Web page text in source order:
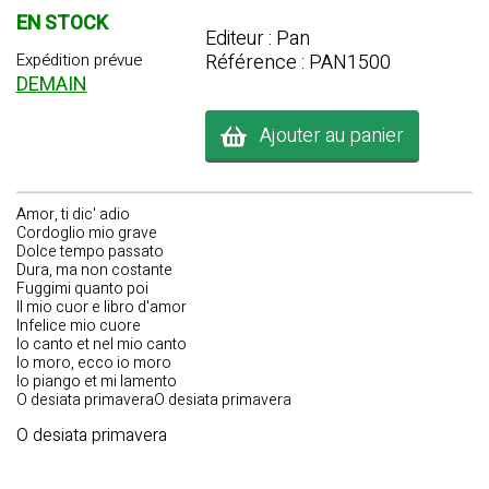
EN STOCK
Expédition prévue
DEMAIN
Editeur : Pan
Référence : PAN1500
Ajouter au panier
Amor, ti dic' adio
Cordoglio mio grave
Dolce tempo passato
Dura, ma non costante
Fuggimi quanto poi
Il mio cuor e libro d'amor
Infelice mio cuore
Io canto et nel mio canto
Io moro, ecco io moro
Io piango et mi lamento
O desiata primaveraO desiata primavera
O desiata primavera